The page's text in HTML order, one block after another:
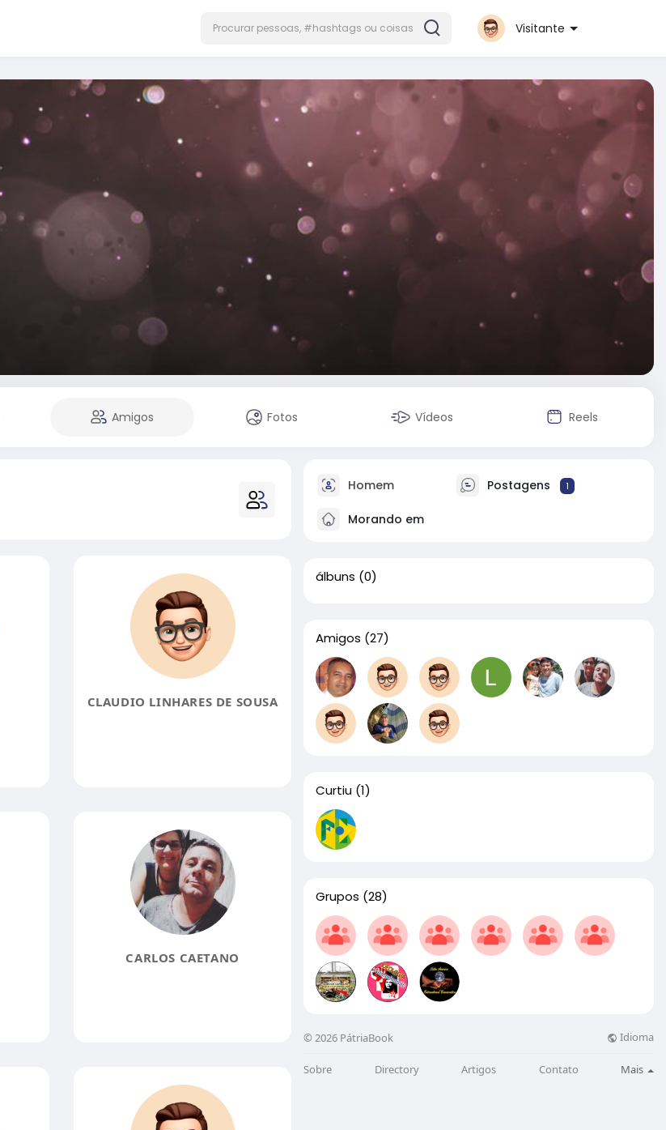
Visitante
Amigos Fotos Vídeos Reels
CLAUDIO LINHARES DE SOUSA
CARLOS CAETANO
Homem Postagens 1
Morando em
álbuns (0)
Amigos (27)
Curtiu (1)
Grupos (28)
© 2026 PátriaBook Idioma
Sobre Directory Artigos Contato Mais